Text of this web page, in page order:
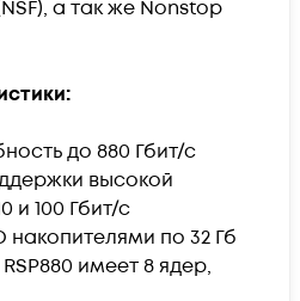
а так же Nonstop
до 880 Гбит/с
высокой
и 100 Гбит/с
по 32 Гб
имеет 8 ядер,